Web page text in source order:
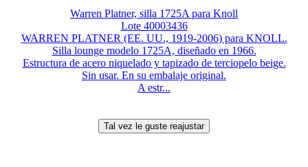
Warren Platner, silla 1725A para Knoll
Lote 40003436
WARREN PLATNER (EE. UU., 1919-2006) para KNOLL.
Silla lounge modelo 1725A, diseñado en 1966.
Estructura de acero niquelado y tapizado de terciopelo beige.
Sin usar. En su embalaje original.
A estr...